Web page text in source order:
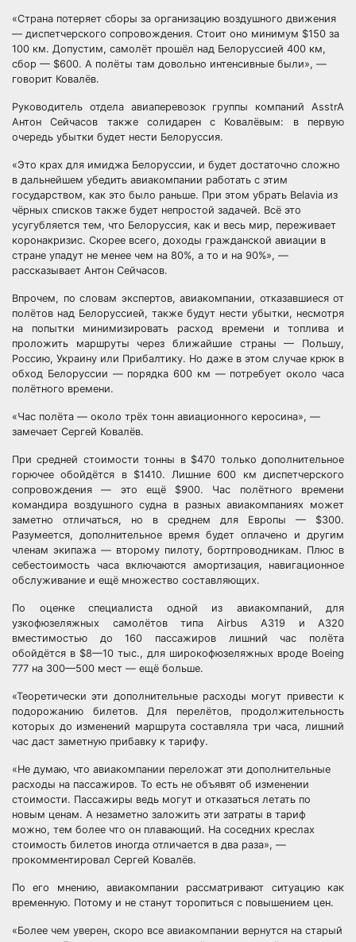
«Страна потеряет сборы за организацию воздушного движения
— диспетчерского сопровождения. Стоит оно минимум $150 за
100 км. Допустим, самолёт прошёл над Белоруссией 400 км,
сбор — $600. А полёты там довольно интенсивные были», —
говорит Ковалёв.
Руководитель отдела авиаперевозок группы компаний AsstrA
Антон Сейчасов также солидарен с Ковалёвым: в первую
очередь убытки будет нести Белоруссия.
«Это крах для имиджа Белоруссии, и будет достаточно сложно
в дальнейшем убедить авиакомпании работать с этим
государством, как это было раньше. При этом убрать Belavia из
чёрных списков также будет непростой задачей. Всё это
усугубляется тем, что Белоруссия, как и весь мир, переживает
коронакризис. Скорее всего, доходы гражданской авиации в
стране упадут не менее чем на 80%, а то и на 90%», —
рассказывает Антон Сейчасов.
Впрочем, по словам экспертов, авиакомпании, отказавшиеся от
полётов над Белоруссией, также будут нести убытки, несмотря
на попытки минимизировать расход времени и топлива и
проложить маршруты через ближайшие страны — Польшу,
Россию, Украину или Прибалтику. Но даже в этом случае крюк в
обход Белоруссии — порядка 600 км — потребует около часа
полётного времени.
«Час полёта — около трёх тонн авиационного керосина», —
замечает Сергей Ковалёв.
При средней стоимости тонны в $470 только дополнительное
горючее обойдётся в $1410. Лишние 600 км диспетчерского
сопровождения — это ещё $900. Час полётного времени
командира воздушного судна в разных авиакомпаниях может
заметно отличаться, но в среднем для Европы — $300.
Разумеется, дополнительное время будет оплачено и другим
членам экипажа — второму пилоту, бортпроводникам. Плюс в
себестоимость часа включаются амортизация, навигационное
обслуживание и ещё множество составляющих.
По оценке специалиста одной из авиакомпаний, для
узкофюзеляжных самолётов типа Airbus A319 и A320
вместимостью до 160 пассажиров лишний час полёта
обойдётся в $8—10 тыс., для широкофюзеляжных вроде Boeing
777 на 300—500 мест — ещё больше.
«Теоретически эти дополнительные расходы могут привести к
подорожанию билетов. Для перелётов, продолжительность
которых до изменений маршрута составляла три часа, лишний
час даст заметную прибавку к тарифу.
«Не думаю, что авиакомпании переложат эти дополнительные
расходы на пассажиров. То есть не объявят об изменении
стоимости. Пассажиры ведь могут и отказаться летать по
новым ценам. А незаметно заложить эти затраты в тариф
можно, тем более что он плавающий. На соседних креслах
стоимость билетов иногда отличается в два раза», —
прокомментировал Сергей Ковалёв.
По его мнению, авиакомпании рассматривают ситуацию как
временную. Потому и не станут торопиться с повышением цен.
«Более чем уверен, скоро все авиакомпании вернутся на старый